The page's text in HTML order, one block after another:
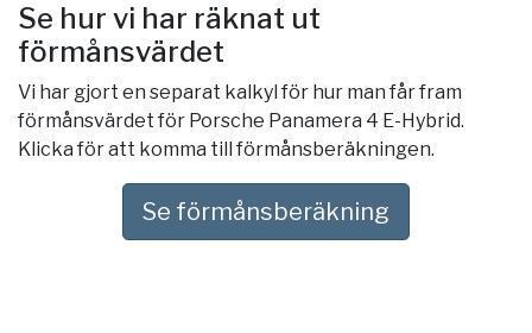
Se hur vi har räknat ut
förmånsvärdet
Vi har gjort en separat kalkyl för hur man får fram
förmånsvärdet för Porsche Panamera 4 E-Hybrid.
Klicka för att komma till förmånsberäkningen.
Se förmånsberäkning